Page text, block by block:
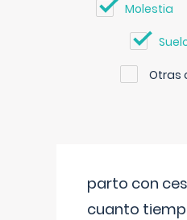
Molestia
Otras
parto con
cuanto